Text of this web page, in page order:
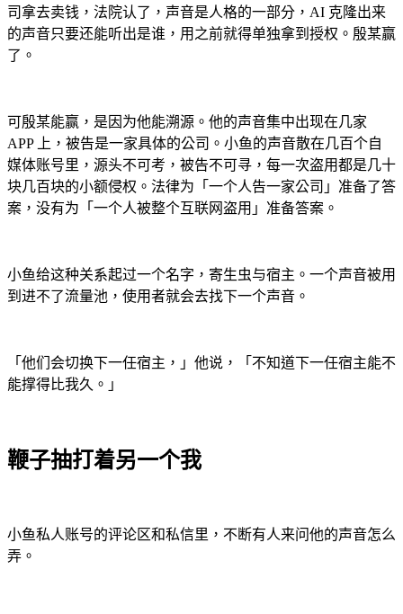
司拿去卖钱，法院认了，声音是人格的一部分，AI 克隆出来
的声音只要还能听出是谁，用之前就得单独拿到授权。殷某赢
了。
可殷某能赢，是因为他能溯源。他的声音集中出现在几家
APP 上，被告是一家具体的公司。小鱼的声音散在几百个自
媒体账号里，源头不可考，被告不可寻，每一次盗用都是几十
块几百块的小额侵权。法律为「一个人告一家公司」准备了答
案，没有为「一个人被整个互联网盗用」准备答案。
小鱼给这种关系起过一个名字，寄生虫与宿主。一个声音被用
到进不了流量池，使用者就会去找下一个声音。
「他们会切换下一任宿主，」他说，「不知道下一任宿主能不
能撑得比我久。」
鞭子抽打着另一个我
小鱼私人账号的评论区和私信里，不断有人来问他的声音怎么
弄。